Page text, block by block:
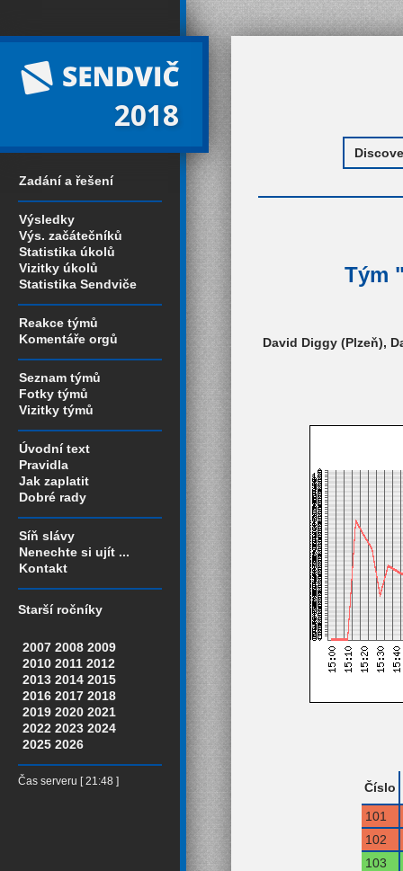
2018
Zadání a řešení
Výsledky
Výs. začátečníků
Statistika úkolů
Vizitky úkolů
Statistika Sendviče
Reakce týmů
Komentáře orgů
Seznam týmů
Fotky týmů
Vizitky týmů
Úvodní text
Pravidla
Jak zaplatit
Dobré rady
Síň slávy
Nenechte si ujít ...
Kontakt
Starší ročníky
2007 2008 2009
2010 2011 2012
2013 2014 2015
2016 2017 2018
2019 2020 2021
2022 2023 2024
2025 2026
Čas serveru [ 21:48 ]
Tým
David Diggy (Plzeň),
Číslo
101
102
103